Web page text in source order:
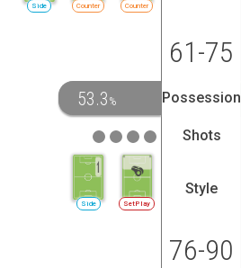
Counter
Counter
Side
61-75
53.3 % Possession
Shots
SetPlay
Side
Style
76-90